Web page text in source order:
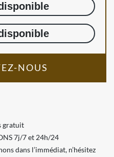
NOUS
7j/7 et 24h/24
dans l’immédiat, n’hésitez